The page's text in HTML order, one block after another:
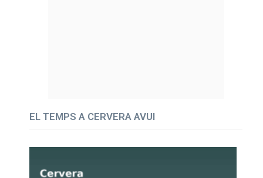
EL TEMPS A CERVERA AVUI